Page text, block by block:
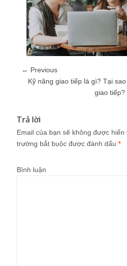
← Previous
Kỹ năng giao tiếp là gì? Tại
giao tiếp?
Trả lời
Email của bạn sẽ không được hiển
trường bắt buộc được đánh dấu *
Bình luận